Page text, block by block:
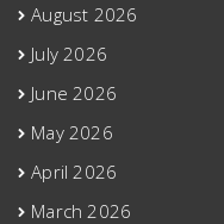
August 2026
July 2026
June 2026
May 2026
April 2026
March 2026